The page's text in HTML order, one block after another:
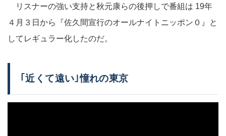
リスナーの強い支持と秋元康らの後押しで番組は 19年
４月３日から『佐久間宣行のオールナイトニッポン０』と
してレギュラー化したのだ。
｢近くて遠い｣憧れの東京